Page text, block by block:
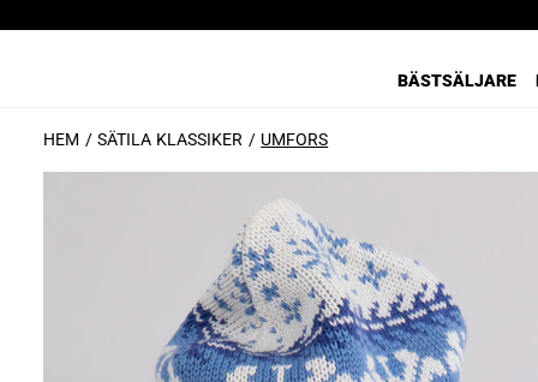
BÄSTSÄLJARE
HEM SÄTILA KLASSIKER UMFORS